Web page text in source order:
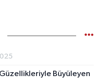
Büyüleyen